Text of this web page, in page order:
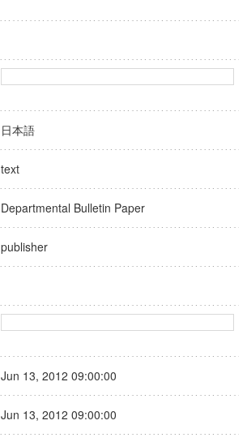
日本語
text
Departmental Bulletin Paper
publisher
Jun 13, 2012 09:00:00
Jun 13, 2012 09:00:00